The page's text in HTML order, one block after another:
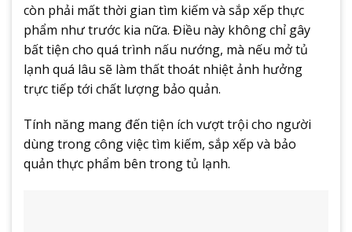
còn phải mất thời gian tìm kiếm và sắp xếp thực
phẩm như trước kia nữa. Điều này không chỉ gây
bất tiện cho quá trình nấu nướng, mà nếu mở tủ
lạnh quá lâu sẽ làm thất thoát nhiệt ảnh hưởng
trực tiếp tới chất lượng bảo quản.
Tính năng mang đến tiện ích vượt trội cho người
dùng trong công việc tìm kiếm, sắp xếp và bảo
quản thực phẩm bên trong tủ lạnh.